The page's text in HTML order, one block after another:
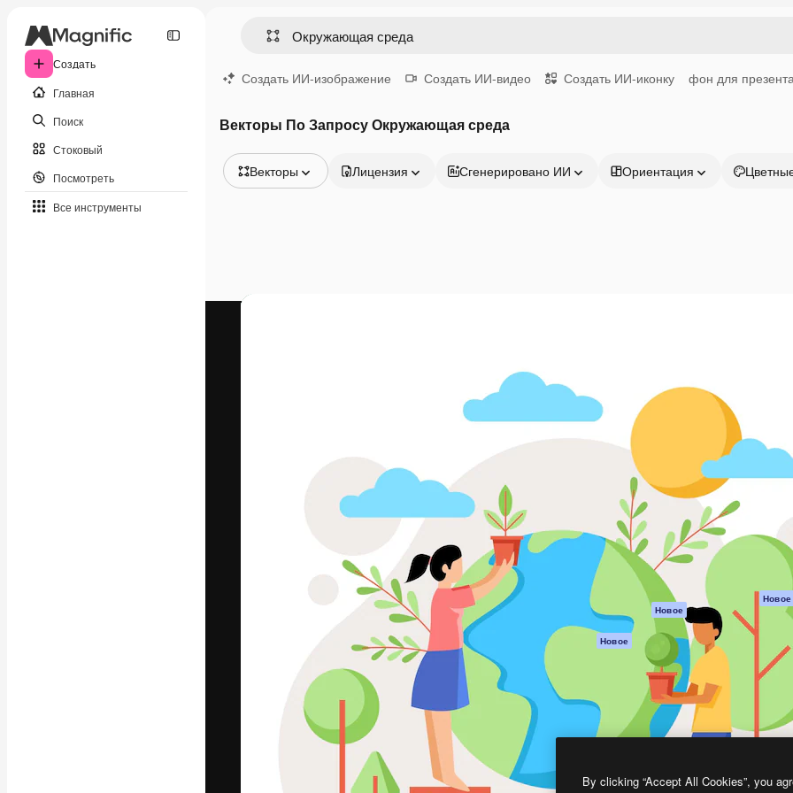
Создать
Главная
Поиск
Стоковый
Посмотреть
Все инструменты
Создать ИИ-изображение Создать ИИ-видео Создать ИИ-иконку фон для
Векторы По Запросу Окружающая среда
Векторы
Видео
Лицензия Сгенерировано ИИ Ориентация
Креативная платформа для создания
ваших лучших работ. Более 1 миллиона
предприятий, агентств и студий.
Pусский
Продукция
ИИ-помощник
изображений ИИ
Генератор видео
Генератор голоса
на основе ИИ
Стоковый контент
MCP для
Claude/ChatGPT
Новое
Новое
приложение
Все инструменты
Magnific
Начать
Academy
Документация по
Пакету ИИ
Служба
поддержки
Условия и
положения
Политика
Оригиналы
Новое
Политика
cookie
Центр доверия
Партнеры
Предприятие
By clicking “Accept All Cookies”, you